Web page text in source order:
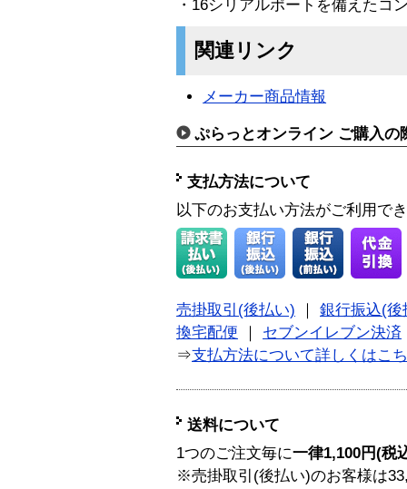
・16シリアルポートを備えたコ
関連リンク
メーカー商品情報
ぷらっとオンライン ご購入の
支払方法について
以下のお支払い方法がご利用で
売掛取引(後払い)
銀行振込(後
換宅配便
セブンイレブン決済
⇒支払方法について詳しくはこ
送料について
1つのご注文毎に一律1,100円(税
※売掛取引(後払い)のお客様は